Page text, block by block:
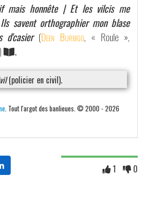
mais honnête | Et les vilcis me
savent orthographier mon blase
d'casier (Deen Burbigo, « Roule »,
.
(policier en civil).
. Tout l'argot des banlieues. © 2000 - 2026
1 0